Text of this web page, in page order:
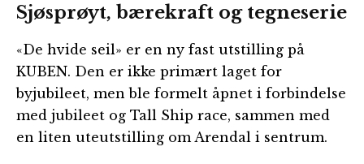
Sjøsprøyt, bærekraft og tegneserie
«De hvide seil» er en ny fast utstilling på
KUBEN. Den er ikke primært laget for
byjubileet, men ble formelt åpnet i forbindelse
med jubileet og Tall Ship race, sammen med
en liten uteutstilling om Arendal i sentrum.